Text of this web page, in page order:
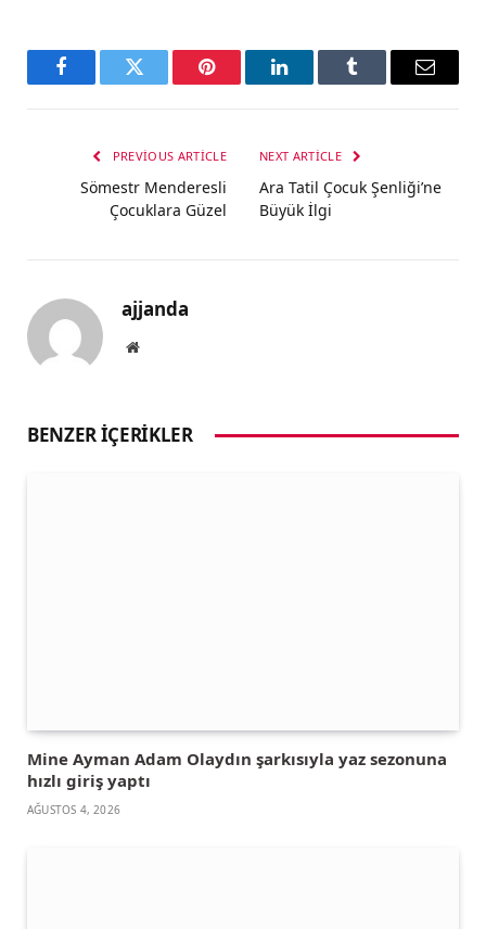
FacebookTwitter Pinterest LinkedInTumblr Email
PREVIOUS ARTICLE
Sömestr Menderesli
Çocuklara Güzel
NEXT ARTICLE
Ara Tatil Çocuk Şenliği’ne
Büyük İlgi
ajjanda
Website
BENZER İÇERIKLER
Mine Ayman Adam Olaydın şarkısıyla yaz sezonuna
hızlı giriş yaptı
AĞUSTOS 4, 2026